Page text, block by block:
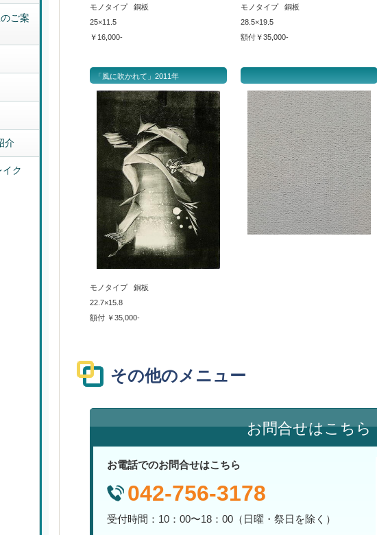
モノタイプ 銅板
25×11.5
￥16,000-
モノタイプ 銅板
28.5×19.5
額付￥35,000-
「風に吹かれて」2011年
モノタイプ 銅板
22.7×15.8
額付 ￥35,000-
その他のメニュー
お問合せはこちら
お電話でのお問合せはこちら
042-756-3178
受付時間：10：00〜18：00（日曜・祭日を除く）
ご案
介
ク